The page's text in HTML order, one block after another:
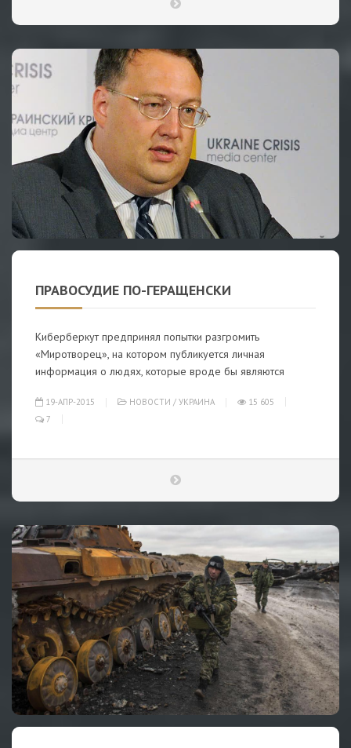
ПРАВОСУДИЕ ПО-ГЕРАЩЕНСКИ
Киберберкут предпринял попытки разгромить
«Миротворец», на котором публикуется личная
информация о людях, которые вроде бы являются
19-АПР-2015 НОВОСТИ / УКРАИНА
15 605
7